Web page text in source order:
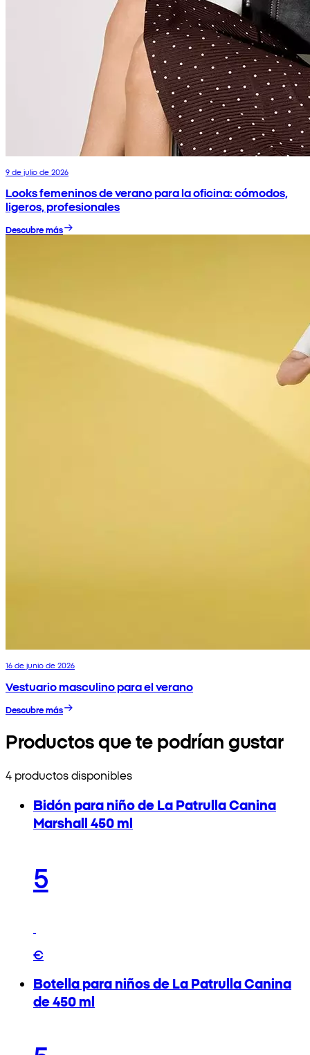
9 de julio de 2026
Looks femeninos de verano para la oficina: cómodos,
ligeros, profesionales
Descubre más
16 de junio de 2026
Vestuario masculino para el verano
Descubre más
Productos que te podrían gustar
4 productos disponibles
Bidón para niño de La Patrulla Canina
Marshall 450 ml
5
€
Botella para niños de La Patrulla Canina
de 450 ml